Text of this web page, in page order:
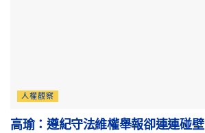
人權觀察
高瑜：遵紀守法維權舉報卻連連碰壁